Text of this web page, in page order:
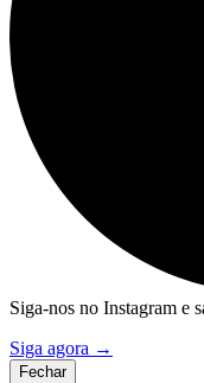
Siga-nos no Instagram e
Siga agora →
Fechar